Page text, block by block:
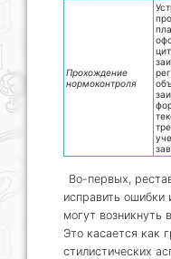
Прохождение
нормоконтроля
Во-первых,
исправить ошибки
могут возникнуть
Это касается как
стилистических